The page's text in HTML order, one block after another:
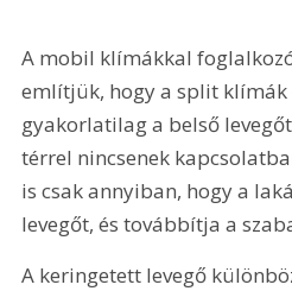
A mobil klímákkal
említjük, hogy a split
gyakorlatilag a belső
térrel nincsenek
is csak annyiban, hogy a
levegőt, és továbbítja a
A keringetett levegő